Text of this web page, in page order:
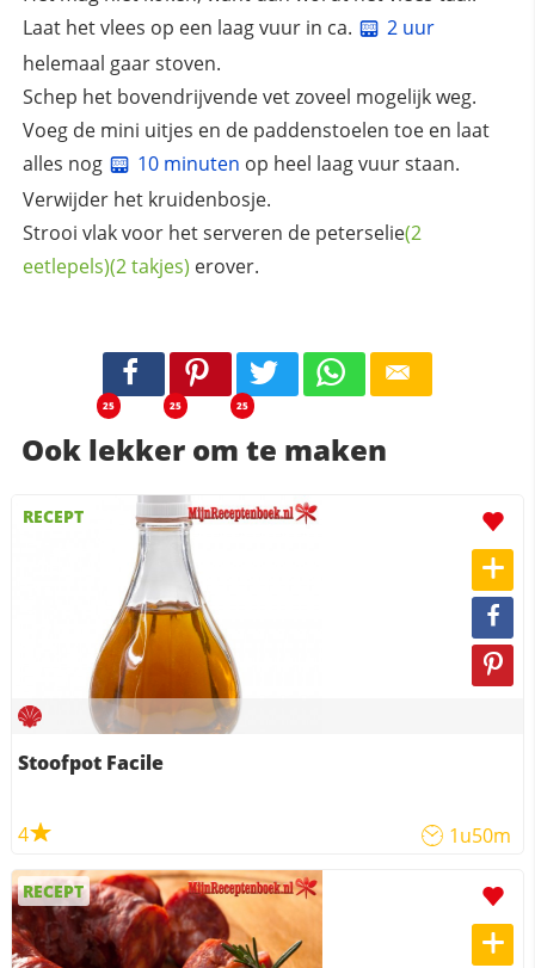
Laat het vlees op een laag vuur in ca.
2 uur
helemaal gaar stoven.
Schep het bovendrijvende vet zoveel mogelijk weg.
Voeg de mini uitjes en de paddenstoelen toe en laat
alles nog
10 minuten op heel laag vuur staan.
Verwijder het kruidenbosje.
Strooi vlak voor het serveren de peterselie(2
eetlepels)(2 takjes) erover.
25 25 25
Ook lekker om te maken
RECEPT
Stoofpot Facile
4 1u50m
RECEPT